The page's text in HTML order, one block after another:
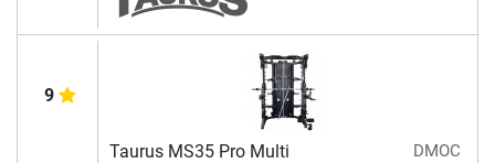
9
Taurus MS35 Pro Multi
DMOC